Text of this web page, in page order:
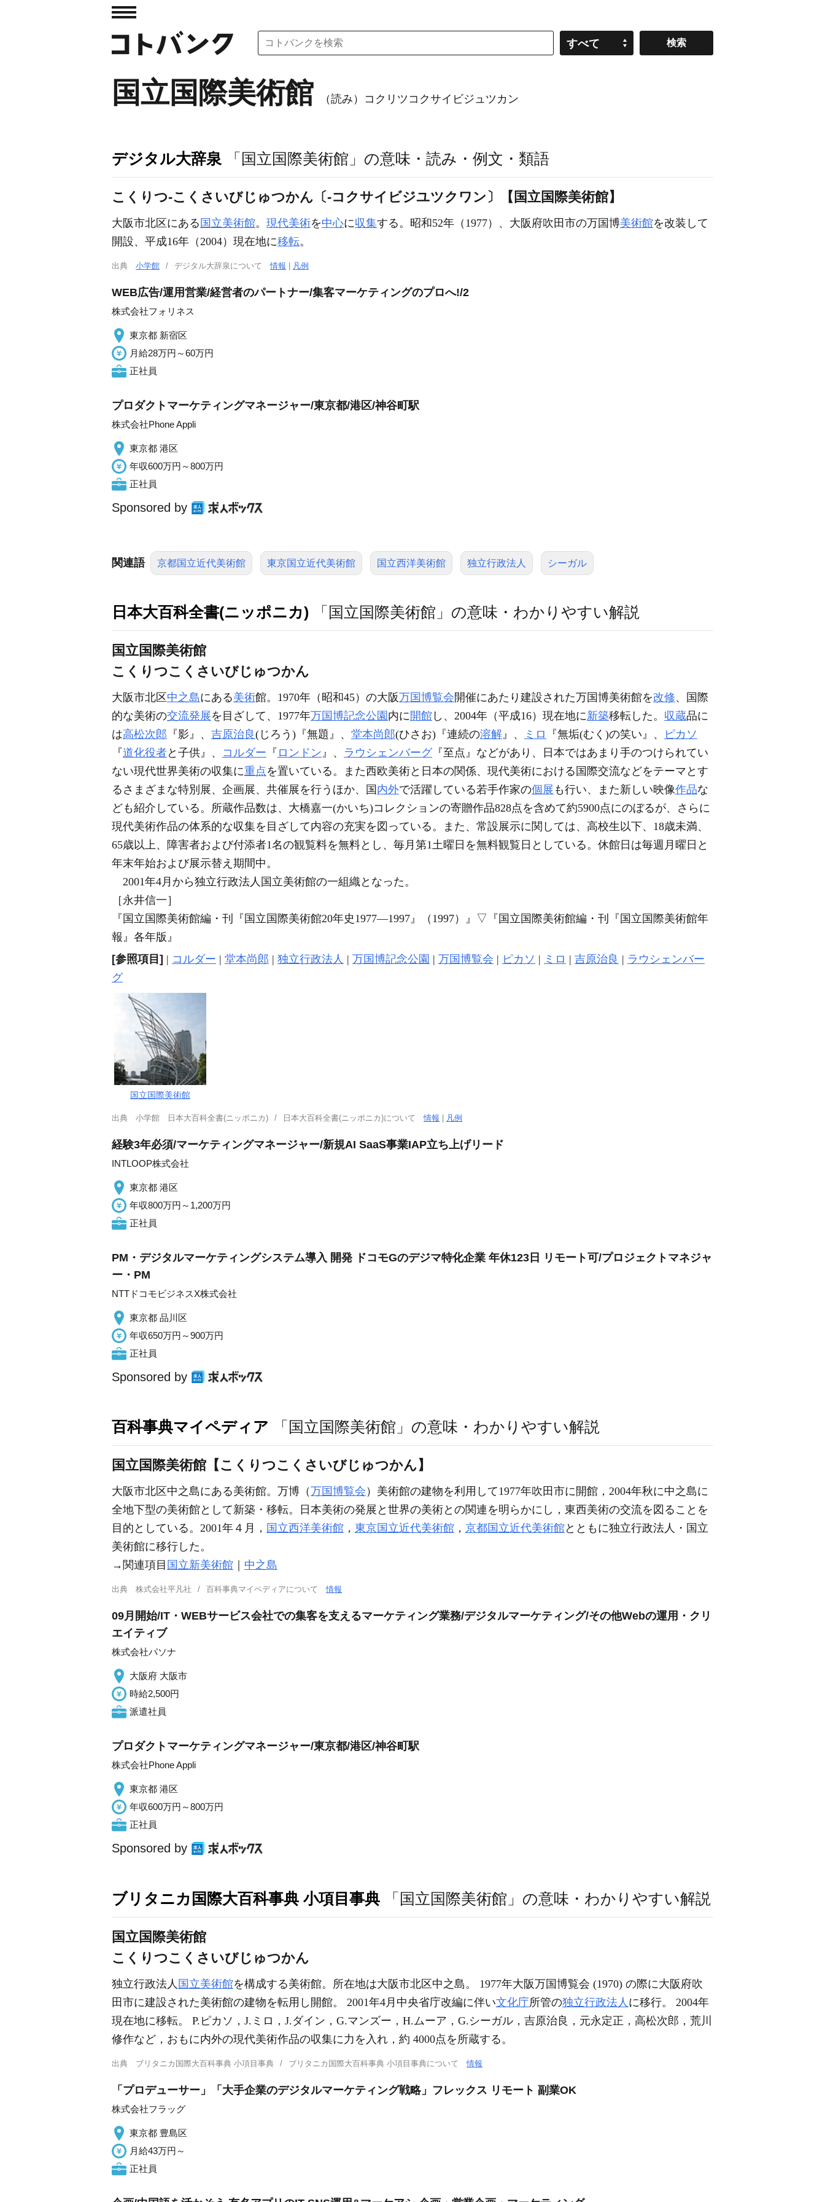
すべて
国立国際美術館 （読み）コクリツコクサイビジュツカン
デジタル大辞泉 「国立国際美術館」の意味・読み・例文・類語
こくりつ‐こくさいびじゅつかん〔‐コクサイビジユツクワン〕【国立国際美術館】
大阪市北区にある 国立美術館。 現代美術を中心に収集する。昭和52年（1977）、大阪府吹田市の万国博美術館を改装して
開設、平成16年（2004）現在地に移転。
出典 小学館 デジタル大辞泉について情報 凡例
WEB広告/運用営業/経営者のパートナー/集客マーケティングのプロへ!/2
株式会社フォリネス
東京都 新宿区
月給28万円～60万円
正社員
プロダクトマーケティングマネージャー/東京都/港区/神谷町駅
株式会社Phone Appli
東京都 港区
年収600万円～800万円
正社員
Sponsored by
関連語 京都国立近代美術館 東京国立近代美術館 国立西洋美術館 独立行政法人 シーガル
日本大百科全書(ニッポニカ) 「国立国際美術館」の意味・わかりやすい解説
国立国際美術館
こくりつこくさいびじゅつかん
大阪市北区中之島にある美術館。1970年（昭和45）の大阪万国博覧会開催にあたり建設された万国博美術館を改修、国際
的な美術の交流発展を目ざして、1977年万国博記念公園内に 開館 し、2004年（平成16）現在地に新築移転した。 収蔵品に
は高松次郎 『影』、 吉原治良(じろう)『無題』、 堂本尚郎(ひさお)『連続の溶解 』、 ミロ 『無垢(むく)の笑い』、
ピカソ
『道化役者と子供』、 コルダー 『 ロンドン 』、 ラウシェンバーグ『至点』などがあり、日本ではあまり手のつけられてい
ない現代世界美術の収集に重点 を置いている。また西欧美術と日本の関係、現代美術における国際交流などをテーマとす
るさまざまな特別展、企画展、共催展を行うほか、国 内外で活躍している若手作家の個展 も行い、また新しい映像作品な
ども紹介している。所蔵作品数は、大橋嘉一(かいち)コレクションの寄贈作品828点を含めて約5900点にのぼるが、さらに
現代美術作品の体系的な収集を目ざして内容の充実を図っている。また、常設展示に関しては、高校生以下、18歳未満、
65歳以上、障害者および付添者1名の観覧料を無料とし、毎月第1土曜日を無料観覧日としている。休館日は毎週月曜日と
年末年始および展示替え期間中。
2001年4月から独立行政法人国立美術館の一組織となった。
［永井信一］
『国立国際美術館編・刊『国立国際美術館20年史1977―1997』（1997）』 ▽ 『国立国際美術館編・刊『国立国際美術館年
報』各年版』
[参照項目] | コルダー | 堂本尚郎 | 独立行政法人 | 万国博記念公園 | 万国博覧会 | ピカソ | ミロ | 吉原治良 | ラウシェンバー
グ
国立国際美術館
出典 小学館 日本大百科全書(ニッポニカ) 日本大百科全書(ニッポニカ)について情報 | 凡例
経験3年必須/マーケティングマネージャー/新規AI SaaS事業IAP立ち上げリード
INTLOOP株式会社
東京都 港区
年収800万円～1,200万円
正社員
PM・デジタルマーケティングシステム導入 開発 ドコモGのデジマ特化企業 年休123日 リモート可/プロジェクトマネジャ
ー・PM
NTTドコモビジネスX株式会社
東京都 品川区
年収650万円～900万円
正社員
Sponsored by
百科事典マイペディア 「国立国際美術館」の意味・わかりやすい解説
国立国際美術館【こくりつこくさいびじゅつかん】
大阪市北区中之島にある美術館。万博（万国博覧会 ）美術館の建物を利用して1977年吹田市に開館，2004年秋に中之島に
全地下型の美術館として新築・移転。日本美術の発展と世界の美術との関連を明らかにし，東西美術の交流を図ることを
目的としている。2001年４月， 国立西洋美術館 ， 東京国立近代美術館 ， 京都国立近代美術館とともに独立行政法人・国立
美術館に移行した。
→関連項目 国立新美術館 中之島
出典 株式会社平凡社 百科事典マイペディアについて情報
09月開始/IT・WEBサービス会社での集客を支えるマーケティング業務/デジタルマーケティング/その他Webの運用・クリ
エイティブ
株式会社パソナ
大阪府 大阪市
時給2,500円
派遣社員
プロダクトマーケティングマネージャー/東京都/港区/神谷町駅
株式会社Phone Appli
東京都 港区
年収600万円～800万円
正社員
Sponsored by
ブリタニカ国際大百科事典 小項目事典 「国立国際美術館」の意味・わかりやすい解説
国立国際美術館
こくりつこくさいびじゅつかん
独立行政法人 国立美術館を構成する美術館。所在地は大阪市北区中之島。 1977年大阪万国博覧会 (1970) の際に大阪府吹
田市に建設された美術館の建物を転用し開館。 2001年4月中央省庁改編に伴い文化庁所管の独立行政法人 に移行。 2004年
現在地に移転。 P.ピカソ，J.ミロ，J.ダイン，G.マンズー，H.ムーア，G.シーガル，吉原治良，元永定正，高松次郎，荒川
修作など，おもに内外の現代美術作品の収集に力を入れ，約 4000点を所蔵する。
出典 ブリタニカ国際大百科事典 小項目事典 ブリタニカ国際大百科事典 小項目事典について情報
「プロデューサー」「大手企業のデジタルマーケティング戦略」フレックス リモート 副業OK
株式会社フラッグ
東京都 豊島区
月給43万円～
正社員